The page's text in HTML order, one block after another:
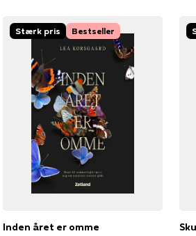
Stærk pris Bestseller
Inden året er omme